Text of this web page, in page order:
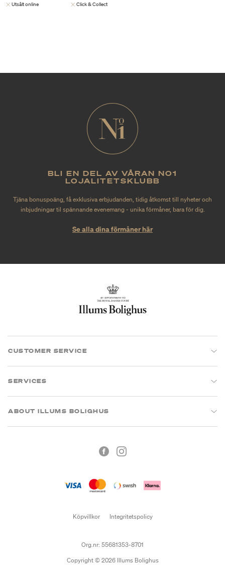
Utsålt online Click & Collect
BLI EN DEL AV VÅRAN NO1
LOJALITETSKLUBB
Tjäna bonuspoäng, få exklusiva erbjudanden, tidig åtkomst till nyheter och
inbjudningar til spännande evenemang - unika förmåner, bara för dig.
Se alla dina förmåner här
CUSTOMER SERVICE
SERVICES
ABOUT ILLUMS BOLIGHUS
Köpvillkor Integritetspolicy
Org.nr: 55681353-8701
Copyright © 2026 Illums Bolighus